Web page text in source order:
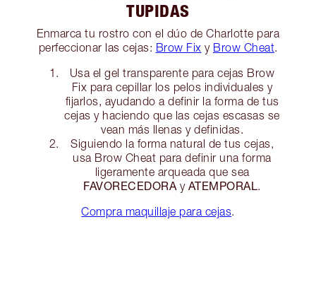
TUPIDAS
Enmarca tu rostro con el dúo de Charlotte para
perfeccionar las cejas: Brow Fix y Brow Cheat.
Usa el gel transparente para cejas Brow
Fix para cepillar los pelos individuales y
fijarlos, ayudando a definir la forma de tus
cejas y haciendo que las cejas escasas se
vean más llenas y definidas.
Siguiendo la forma natural de tus cejas,
usa Brow Cheat para definir una forma
ligeramente arqueada que sea
FAVORECEDORA y ATEMPORAL.
Compra maquillaje para cejas.